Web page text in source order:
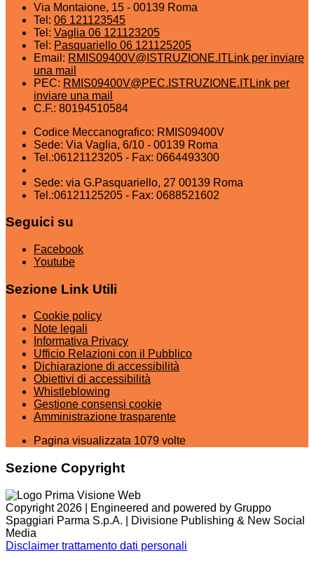
Via Montaione, 15 - 00139 Roma
Tel: 06 121123545
Tel: Vaglia 06 121123205
Tel: Pasquariello 06 121125205
Email: RMIS09400V@ISTRUZIONE.ITLink per inviare
una mail
PEC: RMIS09400V@PEC.ISTRUZIONE.ITLink per
inviare una mail
C.F.: 80194510584
Codice Meccanografico: RMIS09400V
Sede: Via Vaglia, 6/10 - 00139 Roma
Tel.:06121123205 - Fax: 0664493300
Sede: via G.Pasquariello, 27 00139 Roma
Tel.:06121125205 - Fax: 0688521602
Seguici su
Facebook
Youtube
Sezione Link Utili
Cookie policy
Note legali
Informativa Privacy
Ufficio Relazioni con il Pubblico
Dichiarazione di accessibilità
Obiettivi di accessibilità
Whistleblowing
Gestione consensi cookie
Amministrazione trasparente
Pagina visualizzata 1079 volte
Sezione Copyright
Copyright 2026 | Engineered and powered by Gruppo
Spaggiari Parma S.p.A. | Divisione Publishing & New Social
Media
Disclaimer trattamento dati personali